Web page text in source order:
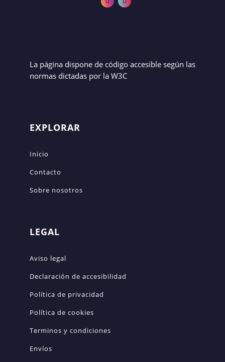
La página dispone de código accesible según las
normas dictadas por la W3C
EXPLORAR
Inicio
Contacto
Sobre nosotros
LEGAL
Aviso legal
Declaración de accesibilidad
Política de privacidad
Política de cookies
Terminos y condiciones
Envíos